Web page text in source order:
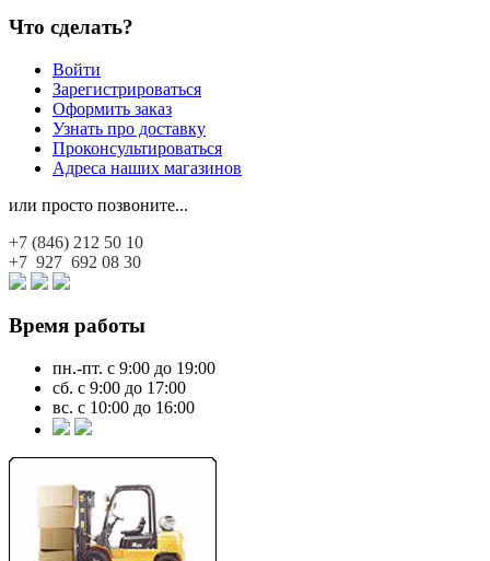
Что сделать?
Войти
Зарегистрироваться
Оформить заказ
Узнать про доставку
Проконсультироваться
Адреса наших магазинов
или просто позвоните...
+7 (846) 212 50 10
+7 927 692 08 30
Время работы
пн.-пт. с 9:00 до 19:00
сб. с 9:00 до 17:00
вс. с 10:00 до 16:00